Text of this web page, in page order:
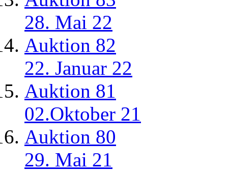
28. Mai 22
Auktion 82
22. Januar 22
Auktion 81
02.Oktober 21
Auktion 80
29. Mai 21